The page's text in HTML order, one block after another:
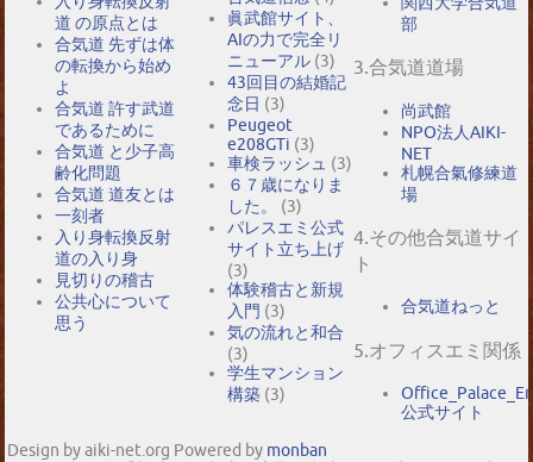
道 の原点とは
合気道 先ずは体
の転換から始め
よ
合気道 許す武道
であるために
合気道 と少子高
齢化問題
合気道 道友とは
一刻者
入り身転換反射
道の入り身
見切りの稽古
公共心について
思う
眞武館サイト、
AIの力で完全リ
ニューアル (3)
43回目の結婚記
念日 (3)
Peugeot
e208GTi (3)
車検ラッシュ (3)
６７歳になりま
した。
(3)
パレスエミ公式
サイト立ち上げ
(3)
体験稽古と新規
入門 (3)
気の流れと和合
(3)
学生マンション
構築 (3)
部
3.合気道道場
尚武館
NPO法人AIKI-
NET
札幌合氣修練道
場
4.その他合気道サイ
ト
合気道ねっと
5.オフィスエミ関係
公式サイト
Design by aiki-net.org Powered by monban